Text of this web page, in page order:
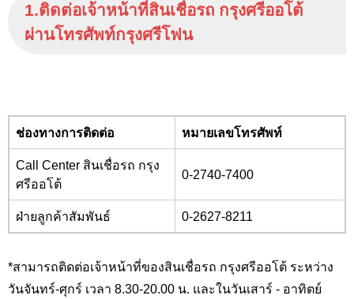
1.ติดต่อเจ้าหน้าที่สินเชื่อรถ กรุงศรีออโต้
ผ่านโทรศัพท์กรุงศรีโฟน
ช่องทางการติดต่อ หมายเลขโทรศัพท์
Call Center สินเชื่อรถ กรุง
ศรีออโต้
0-2740-7400
ฝ่ายลูกค้าสัมพันธ์ 0-2627-8211
*สามารถติดต่อเจ้าหน้าที่ของสินเชื่อรถ กรุงศรีออโต้ ระหว่าง
วันจันทร์-ศุกร์ เวลา 8.30-20.00 น. และในวันเสาร์ - อาทิตย์